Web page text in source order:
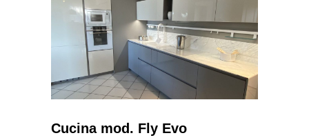
Cucina mod. Fly Evo